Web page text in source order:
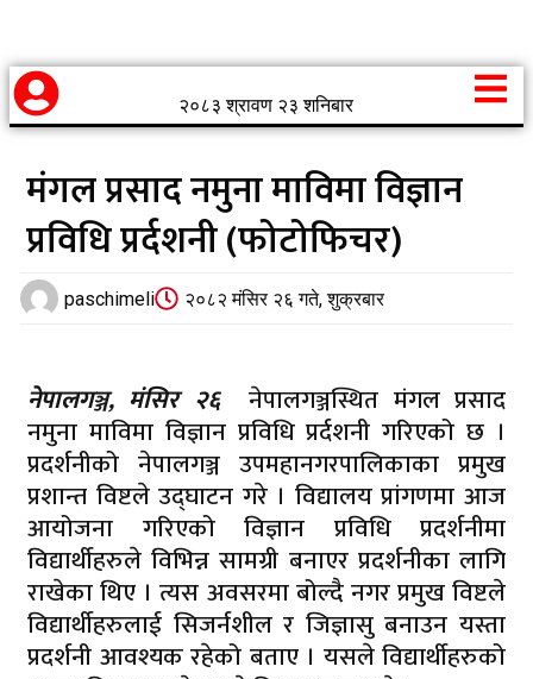
२०८३ श्रावण २३ शनिबार
मंगल प्रसाद नमुना माविमा विज्ञान
प्रविधि प्रर्दशनी (फोटोफिचर)
paschimeli २०८२ मंसिर २६ गते, शुक्रबार
नेपालगञ्ज, मंसिर २६नेपालगञ्जस्थित मंगल प्रसाद
नमुना माविमा विज्ञान प्रविधि प्रर्दशनी गरिएको छ ।
प्रदर्शनीको नेपालगञ्ज उपमहानगरपालिकाका प्रमुख
प्रशान्त विष्टले उद्घाटन गरे । विद्यालय प्रांगणमा आज
आयोजना गरिएको विज्ञान प्रविधि प्रदर्शनीमा
विद्यार्थीहरुले विभिन्न सामग्री बनाएर प्रदर्शनीका लागि
राखेका थिए । त्यस अवसरमा बोल्दै नगर प्रमुख विष्टले
विद्यार्थीहरुलाई सिजर्नशील र जिज्ञासु बनाउन यस्ता
प्रदर्शनी आवश्यक रहेको बताए । यसले विद्यार्थीहरुको